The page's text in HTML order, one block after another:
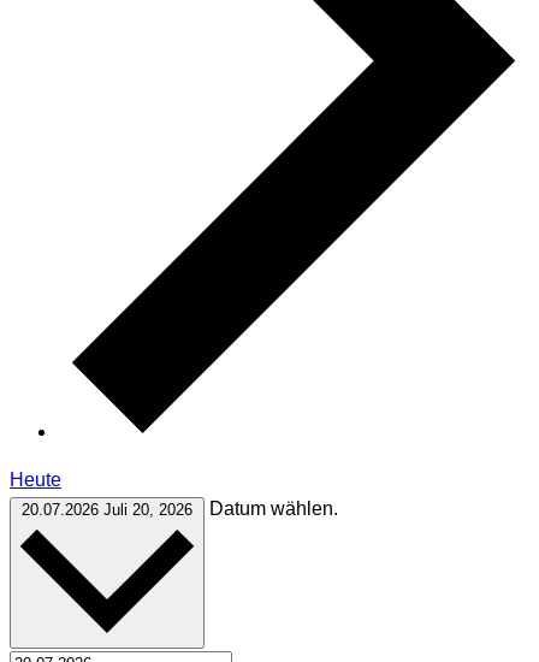
Heute
20.07.2026 Juli 20, 2026 Datum wählen.